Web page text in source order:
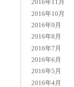
2016年11月
2016年10月
2016年9月
2016年8月
2016年7月
2016年6月
2016年5月
2016年4月